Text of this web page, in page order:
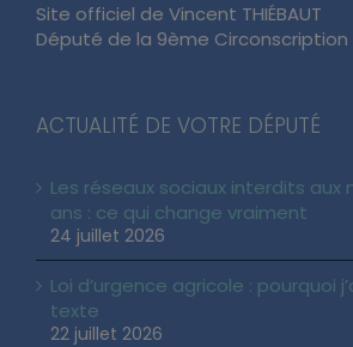
Site officiel de Vincent THIÉBAUT
Député de la 9ème Circonscription
ACTUALITÉ DE VOTRE DÉPUTÉ
Les réseaux sociaux interdits aux
ans : ce qui change vraiment
24 juillet 2026
Loi d’urgence agricole : pourquoi
texte
22 juillet 2026